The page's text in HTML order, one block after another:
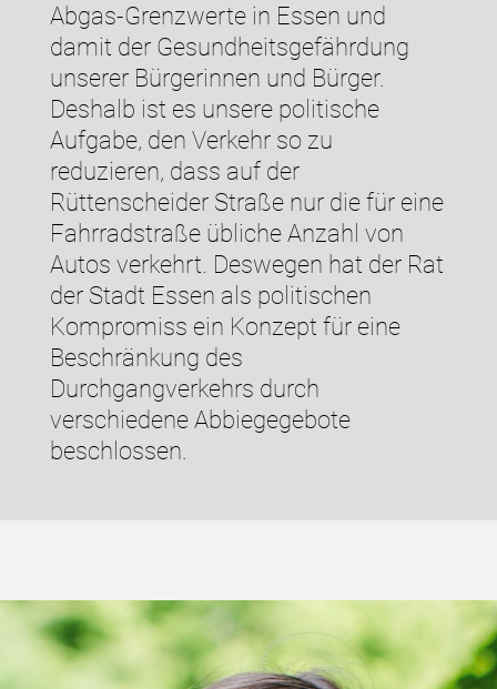
Abgas-Grenzwerte in Essen und
damit der Gesundheitsgefährdung
unserer Bürgerinnen und Bürger.
Deshalb ist es unsere politische
Aufgabe, den Verkehr so zu
reduzieren, dass auf der
Rüttenscheider Straße nur die für eine
Fahrradstraße übliche Anzahl von
Autos verkehrt. Deswegen hat der Rat
der Stadt Essen als politischen
Kompromiss ein Konzept für eine
Beschränkung des
Durchgangverkehrs durch
verschiedene Abbiegegebote
beschlossen.